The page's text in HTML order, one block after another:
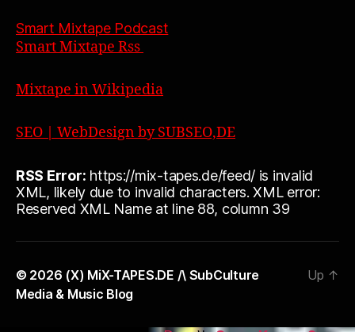
Smart Mixtape Podcast
Smart Mixtape Rss
Mixtape in Wikipedia
SEO | WebDesign by SUBSEO,DE
RSS Error: https://mix-tapes.de/feed/ is invalid
XML, likely due to invalid characters. XML error:
Reserved XML Name at line 88, column 39
© 2026 (X) MiX-TAPES.DE /\ SubCulture
Media & Music Blog
Up ↑